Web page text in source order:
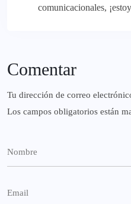
comunicacionales,
Comentar
Tu dirección de correo
Los campos obligatorios están